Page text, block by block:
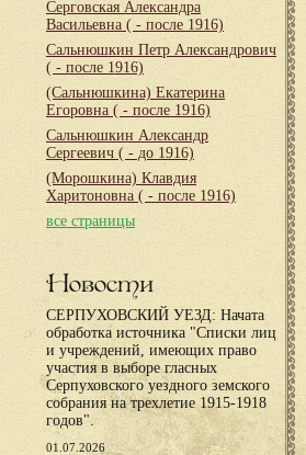
Серговская Александра
Васильевна ( - после 1916)
Сальнюшкин Петр Александрович
( - после 1916)
(Сальнюшкина) Екатерина
Егоровна ( - после 1916)
Сальнюшкин Александр
Сергеевич ( - до 1916)
(Морошкина) Клавдия
Харитоновна ( - после 1916)
все страницы
Новости
СЕРПУХОВСКИЙ УЕЗД: Начата
обработка источника "Списки лиц
и учреждений, имеющих право
участия в выборе гласных
Серпуховского уездного земского
собрания на трехлетие 1915-1918
годов".
01.07.2026